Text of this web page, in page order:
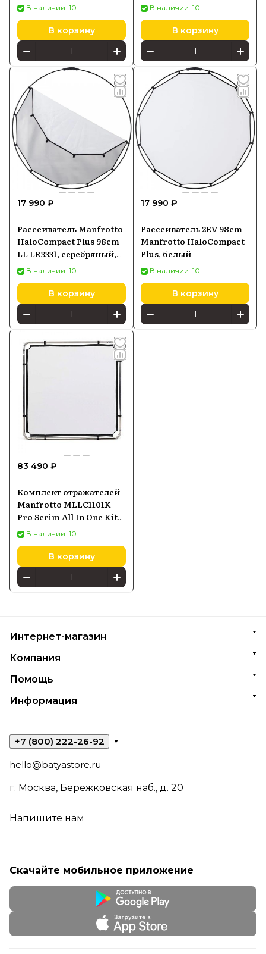
MAC150, чёрный
В наличии: 10
В корзину
чёрный
В наличии: 10
В корзину
17 990 ₽
Рассеиватель Manfrotto
HaloCompact Plus 98cm
LL LR3331, серебряный,
белый
В наличии: 10
В корзину
17 990 ₽
Рассеиватель 2EV 98cm
Manfrotto HaloCompact
Plus, белый
В наличии: 10
В корзину
83 490 ₽
Комплект отражателей
Manfrotto MLLC1101K
Pro Scrim All In One Kit
Small 110х110см
В наличии: 10
В корзину
Интернет-магазин
Компания
Помощь
Информация
+7 (800) 222-26-92
hello@batyastore.ru
г. Москва, Бережковская наб., д. 20
Напишите нам
Скачайте мобильное приложение